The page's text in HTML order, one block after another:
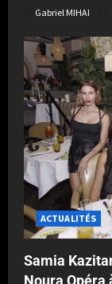
Gabriel MIHAI
ACTUALITÉS
Samia
Noura Opéra